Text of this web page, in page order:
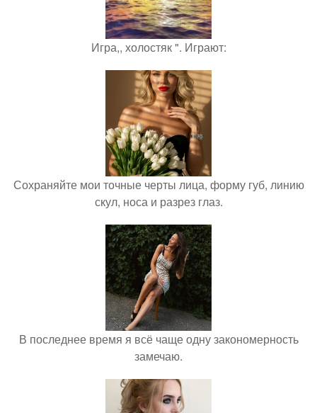
Игра,, холостяк ". Играют:
Сохраняйте мои точные черты лица, форму губ, линию
скул, носа и разрез глаз.
В последнее время я всё чаще одну закономерность
замечаю.